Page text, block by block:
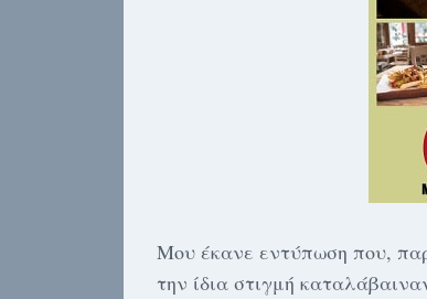
Μου έκανε εντύπωση που,
την ίδια στιγμή